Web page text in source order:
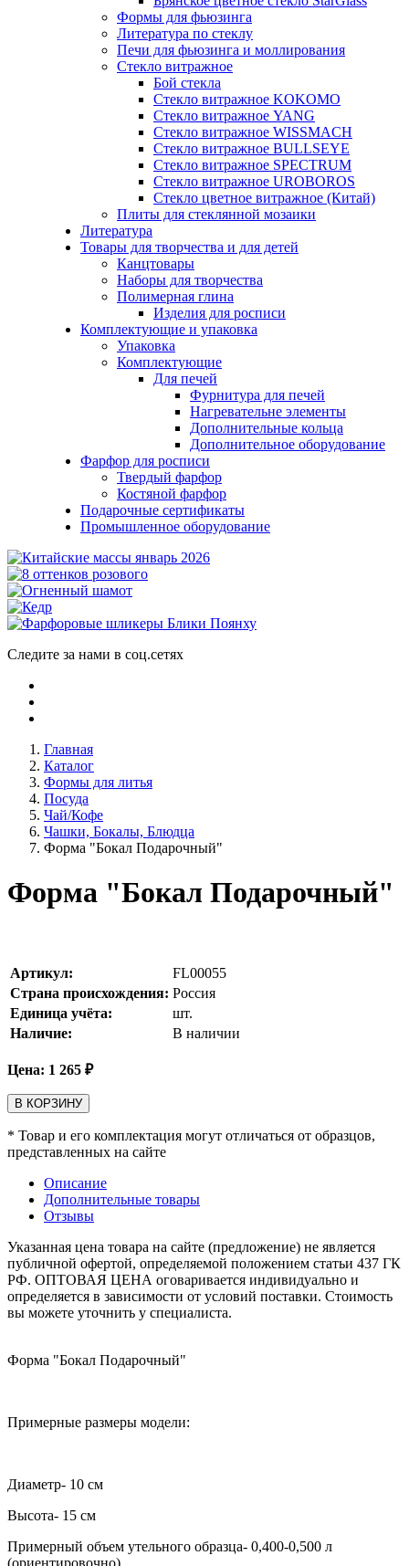
Формы для фьюзинга
Литература по стеклу
Печи для фьюзинга и моллирования
Стекло витражное
Бой стекла
Стекло витражное KOKOMO
Стекло витражное YANG
Стекло витражное WISSMACH
Стекло витражное BULLSEYE
Стекло витражное SPECTRUM
Стекло витражное UROBOROS
Стекло цветное витражное (Китай)
Плиты для стеклянной мозаики
Литература
Товары для творчества и для детей
Канцтовары
Наборы для творчества
Полимерная глина
Изделия для росписи
Комплектующие и упаковка
Упаковка
Комплектующие
Для печей
Фурнитура для печей
Нагревательне элементы
Дополнительные кольца
Дополнительное оборудование
Фарфор для росписи
Твердый фарфор
Костяной фарфор
Подарочные сертификаты
Промышленное оборудование
Следите за нами в соц.сетях
Главная
Каталог
Формы для литья
Посуда
Чай/Кофе
Чашки, Бокалы, Блюдца
Форма "Бокал Подарочный"
Форма "Бокал Подарочный"
Артикул:
FL00055
Страна происхождения: Россия
Единица учёта:
шт.
Наличие:
В наличии
Цена: 1 265 ₽
В КОРЗИНУ
* Товар и его комплектация могут отличаться от образцов,
представленных на сайте
Описание
Дополнительные товары
Отзывы
Указанная цена товара на сайте (предложение) не является
публичной офертой, определяемой положением статьи 437 ГК
РФ. ОПТОВАЯ ЦЕНА оговаривается индивидуально и
определяется в зависимости от условий поставки. Стоимость
вы можете уточнить у специалиста.
Форма "Бокал Подарочный"
Примерные размеры модели:
Диаметр- 10 см
Высота- 15 см
Примерный объем утельного образца- 0,400-0,500 л
(ориентировочно)